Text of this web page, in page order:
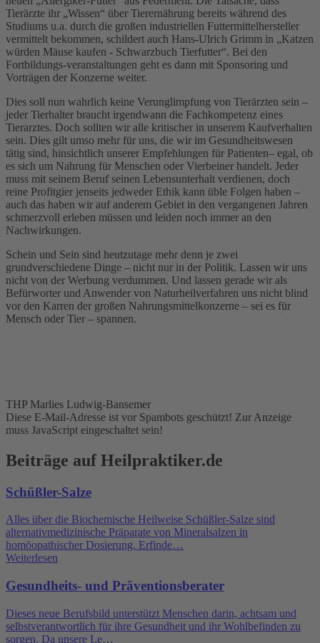
Tierärzte ihr „Wissen“ über Tierernährung bereits während des
Studiums u.a. durch die großen industriellen Futtermittelhersteller
vermittelt bekommen, schildert auch Hans-Ulrich Grimm in „Katzen
würden Mäuse kaufen - Schwarzbuch Tierfutter“. Bei den
Fortbildungs-veranstaltungen geht es dann mit Sponsoring und
Vorträgen der Konzerne weiter.
Dies soll nun wahrlich keine Verunglimpfung von Tierärzten sein –
jeder Tierhalter braucht irgendwann die Fachkompetenz eines
Tierarztes. Doch sollten wir alle kritischer in unserem Kaufverhalten
sein. Dies gilt umso mehr für uns, die wir im Gesundheitswesen
tätig sind, hinsichtlich unserer Empfehlungen für Patienten– egal, ob
es sich um Nahrung für Menschen oder Vierbeiner handelt. Jeder
muss mit seinem Beruf seinen Lebensunterhalt verdienen, doch
reine Profitgier jenseits jedweder Ethik kann üble Folgen haben –
auch das haben wir auf anderem Gebiet in den vergangenen Jahren
schmerzvoll erleben müssen und leiden noch immer an den
Nachwirkungen.
Schein und Sein sind heutzutage mehr denn je zwei
grundverschiedene Dinge – nicht nur in der Politik. Lassen wir uns
nicht von der Werbung verdummen. Und lassen gerade wir als
Befürworter und Anwender von Naturheilverfahren uns nicht blind
vor den Karren der großen Nahrungsmittelkonzerne – sei es für
Mensch oder Tier – spannen.
THP Marlies Ludwig-Bansemer
Diese E-Mail-Adresse ist vor Spambots geschützt! Zur Anzeige
muss JavaScript eingeschaltet sein!
Beiträge auf Heilpraktiker.de
Schüßler-Salze
Alles über die Biochemische Heilweise Schüßler-Salze sind
alternativmedizinische Präparate von Mineralsalzen in
homöopathischer Dosierung. Erfinde…
Weiterlesen
Gesundheits- und Präventionsberater
Dieses neue Berufsbild unterstützt Menschen darin, achtsam und
selbstverantwortlich für ihre Gesundheit und ihr Wohlbefinden zu
sorgen. Da unsere Le…